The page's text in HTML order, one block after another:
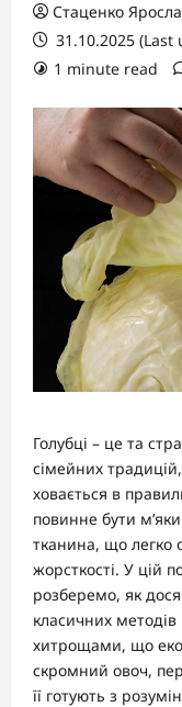
Стаценко
31.10.2025 (Last
1 minute read
Голубці – це та
сімейних
ховається в
повинне бути
тканина, що легко
жорсткості. У цій
розберемо, як
класичних
хитрощами, що
скромний овоч,
її готують з